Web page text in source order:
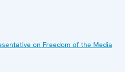
on Freedom of the Media